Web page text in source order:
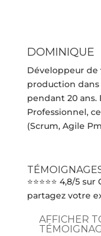
DOMINIQUE
Développeur de
production
pendant 20 ans.
Professionnel,
(Scrum, Agile
⭐⭐⭐⭐⭐ 4,8/5
partagez votre
AFFICHER